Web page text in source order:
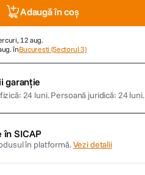
Adaugă în coș
12 aug.
înBucuresti (Sectorul 3)
garanție
24 luni.Persoană juridică: 24 luni.
în SICAP
în platformă.Vezi detalii